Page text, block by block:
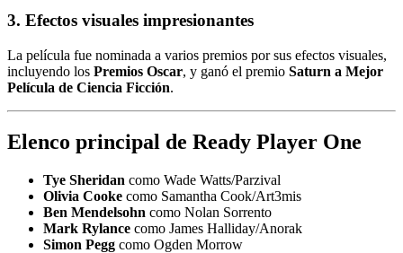
3. Efectos visuales impresionantes
La película fue nominada a varios premios por sus efectos visuales,
incluyendo los Premios Oscar, y ganó el premio Saturn a Mejor
Película de Ciencia Ficción.
Elenco principal de Ready Player One
Tye Sheridan como Wade Watts/Parzival
Olivia Cooke como Samantha Cook/Art3mis
Ben Mendelsohn como Nolan Sorrento
Mark Rylance como James Halliday/Anorak
Simon Pegg como Ogden Morrow